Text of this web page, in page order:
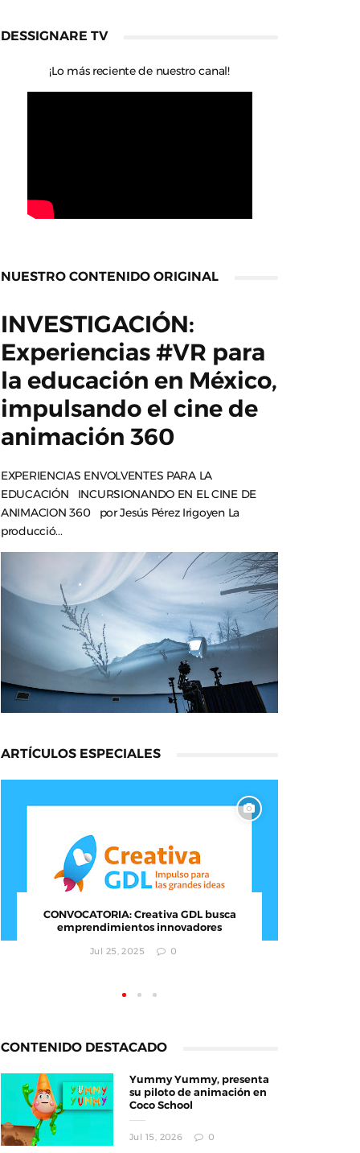
DESSIGNARE TV
¡Lo más reciente de nuestro canal!
NUESTRO CONTENIDO ORIGINAL
INVESTIGACIÓN:
Experiencias #VR para
la educación en México,
impulsando el cine de
animación 360
EXPERIENCIAS ENVOLVENTES PARA LA
EDUCACIÓN INCURSIONANDO EN EL CINE DE
ANIMACION 360 por Jesús Pérez Irigoyen La
producció...
ARTÍCULOS ESPECIALES
Documental : Animación de México en
Annecy
Jun 12, 2026 0
CONTENIDO DESTACADO
Yummy Yummy, presenta
su piloto de animación en
Coco School
Jul 15, 2026 0